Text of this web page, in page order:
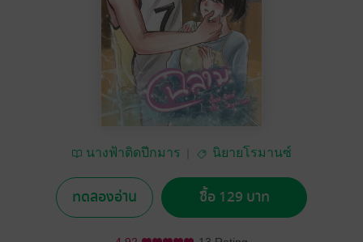
นางฟ้าติดปีกมาร นิยายโรมานซ์
ทดลองอ่าน ซื้อ 129 บาท